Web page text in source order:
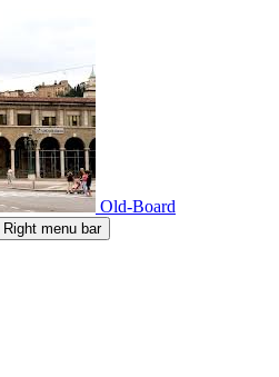
Old-Board
Right menu bar